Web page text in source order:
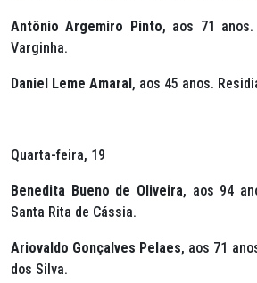
Antônio Argemiro Pinto, aos 71
Varginha.
Daniel Leme Amaral, aos 45 anos.
Quarta-feira, 19
Benedita Bueno de Oliveira, aos 94
Santa Rita de Cássia.
Ariovaldo Gonçalves Pelaes, aos 71
dos Silva.